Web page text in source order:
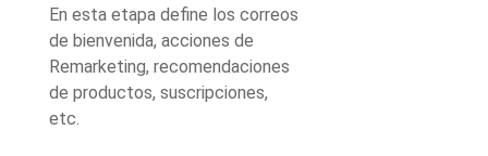
En esta etapa define los correos
de bienvenida, acciones de
Remarketing, recomendaciones
de productos, suscripciones,
etc.